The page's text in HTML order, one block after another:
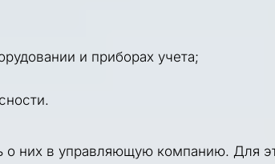
и приборах учета;
о них в управляющую компанию. Для